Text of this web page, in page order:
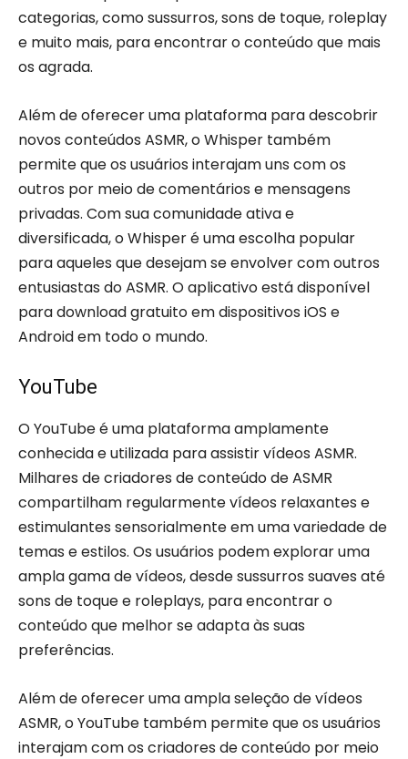
categorias, como sussurros, sons de toque, roleplay
e muito mais, para encontrar o conteúdo que mais
os agrada.
Além de oferecer uma plataforma para descobrir
novos conteúdos ASMR, o Whisper também
permite que os usuários interajam uns com os
outros por meio de comentários e mensagens
privadas. Com sua comunidade ativa e
diversificada, o Whisper é uma escolha popular
para aqueles que desejam se envolver com outros
entusiastas do ASMR. O aplicativo está disponível
para download gratuito em dispositivos iOS e
Android em todo o mundo.
YouTube
O YouTube é uma plataforma amplamente
conhecida e utilizada para assistir vídeos ASMR.
Milhares de criadores de conteúdo de ASMR
compartilham regularmente vídeos relaxantes e
estimulantes sensorialmente em uma variedade de
temas e estilos. Os usuários podem explorar uma
ampla gama de vídeos, desde sussurros suaves até
sons de toque e roleplays, para encontrar o
conteúdo que melhor se adapta às suas
preferências.
Além de oferecer uma ampla seleção de vídeos
ASMR, o YouTube também permite que os usuários
interajam com os criadores de conteúdo por meio